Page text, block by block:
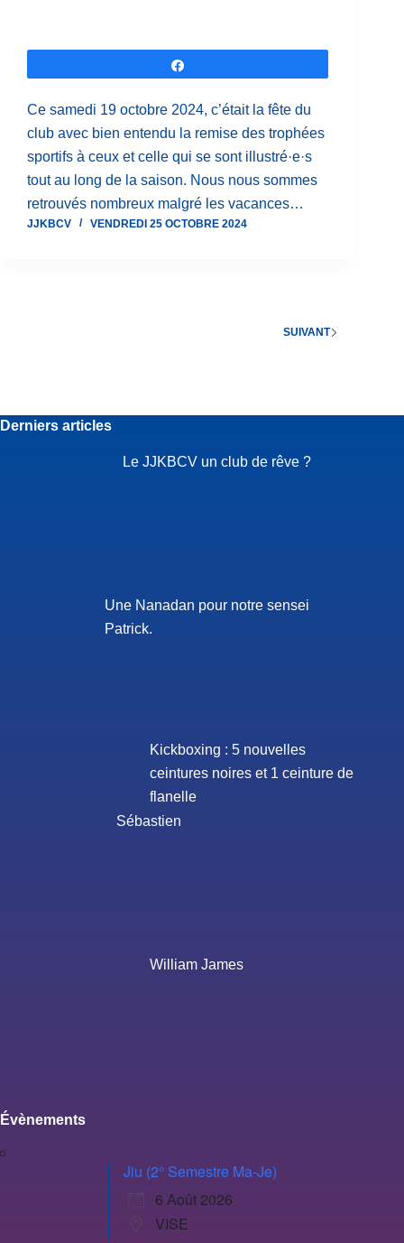
Ce samedi 19 octobre 2024, c’était la fête du
club avec bien entendu la remise des trophées
sportifs à ceux et celle qui se sont illustré·e·s
tout au long de la saison. Nous nous sommes
retrouvés nombreux malgré les vacances…
JJKBCV VENDREDI 25 OCTOBRE 2024
SUIVANT
Derniers articles
Le JJKBCV un club de rêve ?
Une Nanadan pour notre sensei
Patrick.
Kickboxing : 5 nouvelles
ceintures noires et 1 ceinture de
flanelle
Sébastien
William James
Évènements
Jiu (2° Semestre Ma-Je)
6 Août 2026
VISE